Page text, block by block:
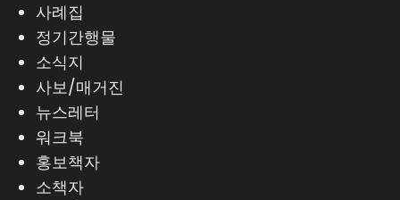
사례집
정기간행물
소식지
사보/매거진
뉴스레터
워크북
홍보책자
소책자